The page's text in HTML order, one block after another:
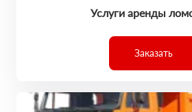
Услуги аренды
Заказать